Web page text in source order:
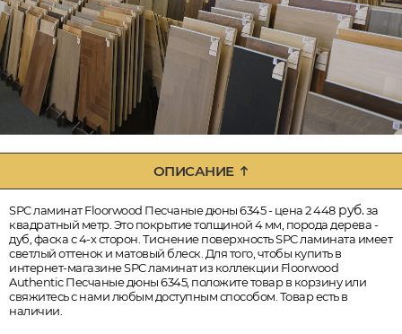
ОПИСАНИЕ
SPC ламинат Floorwood Песчаные дюны 6345 - цена 2 448руб.за
квадратный метр. Это покрытие толщиной 4 мм, порода дерева -
дуб, фаска с 4-х сторон. Тиснение поверхность SPC ламината имеет
светлый оттенок и матовый блеск. Для того, чтобы купить в
интернет-магазине SPC ламинат из коллекции Floorwood
Authentic Песчаные дюны 6345, положите товар в корзину или
свяжитесь с нами любым доступным способом. Товар есть в
наличии.